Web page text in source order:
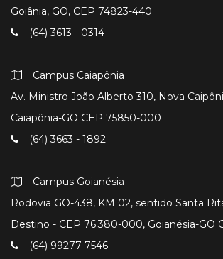
Goiânia, GO, CEP 74823-440
(64) 3613 - 0314
Campus Caiapônia
Av. Ministro João Alberto 310, Nova
Caiapônia-GO CEP 75850-000
(64) 3663 - 1892
Campus Goianésia
Rodovia GO-438, KM 02, sentido Santa
Destino - CEP 76.380-000, Goianésia-GO
(64) 99277-7546